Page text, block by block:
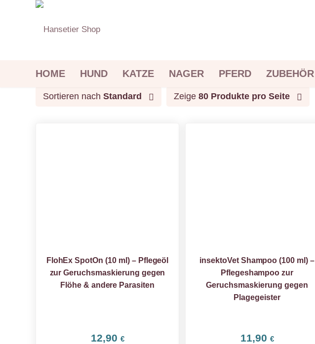
HOME HUND KATZE NAGER PFERD ZUBEHÖR
Sortieren nach Standard Zeige 80 Produkte pro Seite
FlohEx SpotOn (10 ml) – Pflegeöl
zur Geruchsmaskierung gegen
Flöhe & andere Parasiten
12,90 €
insektoVet Shampoo (100 ml) –
Pflegeshampoo zur
Geruchsmaskierung gegen
Plagegeister
11,90 €